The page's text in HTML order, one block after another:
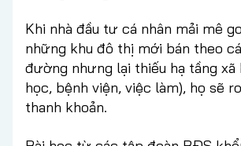
Khi nhà đầu tư cá nhân mải mê
những khu đô thị mới bán theo
đường nhưng lại thiếu hạ tầng
học, bệnh viện, việc làm), họ sẽ
thanh khoản.